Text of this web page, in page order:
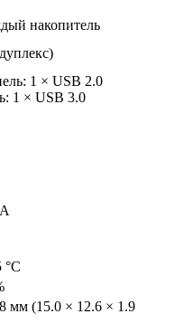
накопитель
1 × USB 2.0
1 × USB 3.0
°C
мм (15.0 × 12.6 × 1.9